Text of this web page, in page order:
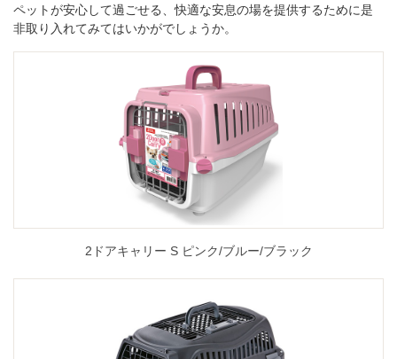
ペットが安心して過ごせる、快適な安息の場を提供するために是
非取り入れてみてはいかがでしょうか。
2ドアキャリー S ピンク/ブルー/ブラック